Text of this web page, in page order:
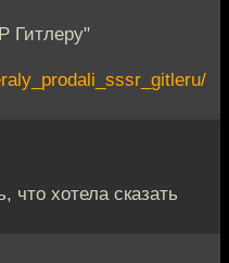
Гитлеру"
что хотела сказать